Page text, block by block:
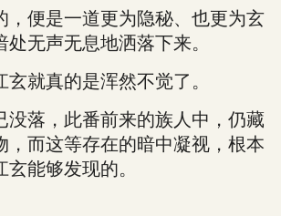
便是一道更为隐秘、也更为玄
无声无息地洒落下来。
就真的是浑然不觉了。
落，此番前来的族人中，仍藏
，而这等存在的暗中凝视，根本
能够发现的。